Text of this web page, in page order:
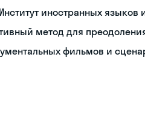
иностранных языков
метод для
фильмов и